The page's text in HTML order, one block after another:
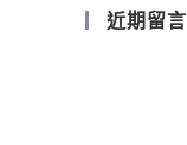
近期留言